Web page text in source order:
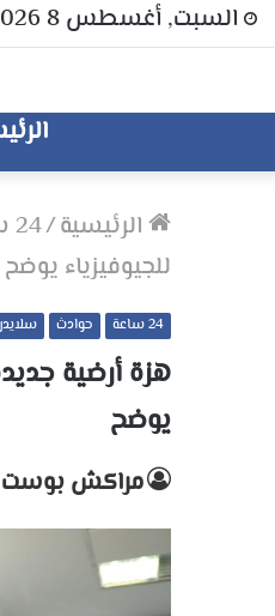
السبت, أغسطس 8 2026
الرئيسية/24 ساعة
للجيوفيزياء يوضح
24 ساعة حوادث سلايدر
هزة أرضية
يوضح
مراكش بوست